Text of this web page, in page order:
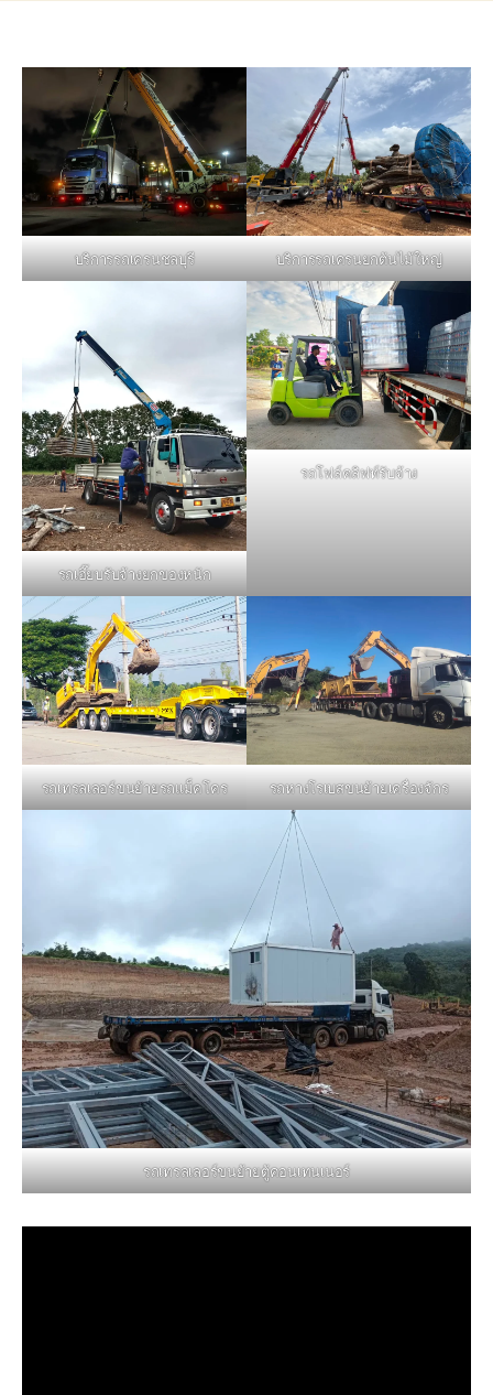
บริการรถเครนชลบุรี บริการรถเครนยกต้นไม้ใหญ่
รถเฮี๊ยบรับจ้างยกของหนัก
รถโฟล์คลิฟท์รับจ้าง
รถเทรลเลอร์ขนย้ายรถแม็คโคร รถหางโรเบสขนย้ายเครื่องจักร
รถเทรลเลอร์ขนย้ายตู้คอนเทนเนอร์